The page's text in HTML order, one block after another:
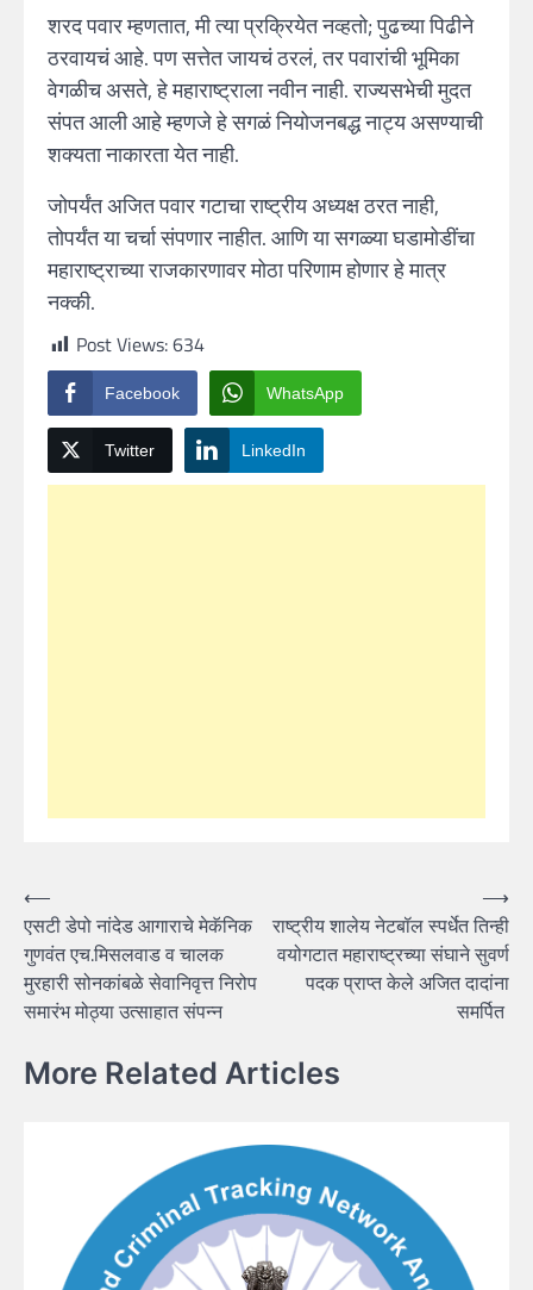
शरद पवार म्हणतात, मी त्या प्रक्रियेत नव्हतो; पुढच्या पिढीने
ठरवायचं आहे. पण सत्तेत जायचं ठरलं, तर पवारांची भूमिका
वेगळीच असते, हे महाराष्ट्राला नवीन नाही. राज्यसभेची मुदत
संपत आली आहे म्हणजे हे सगळं नियोजनबद्ध नाट्य असण्याची
शक्यता नाकारता येत नाही.
जोपर्यंत अजित पवार गटाचा राष्ट्रीय अध्यक्ष ठरत नाही,
तोपर्यंत या चर्चा संपणार नाहीत. आणि या सगळ्या घडामोडींचा
महाराष्ट्राच्या राजकारणावर मोठा परिणाम होणार हे मात्र
नक्की.
Post Views:634
Facebook WhatsApp
Twitter LinkedIn
Post
navigation
⟵
एसटी डेपो नांदेड आगाराचे मेकॅनिक
गुणवंत एच.मिसलवाड व चालक
मुरहारी सोनकांबळे सेवानिवृत्त निरोप
समारंभ मोठ्या उत्साहात संपन्न
राष्ट्रीय शालेय नेटबॉल स्पर्धेत तिन्ही
वयोगटात महाराष्ट्रच्या संघाने सुवर्ण
पदक प्राप्त केले अजित दादांना
समर्पित
⟶
More Related Articles